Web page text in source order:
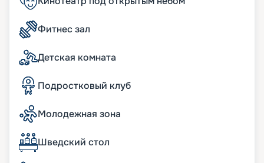
Узнавайте цену тура, читайте отзывы и
покупайте путевку на навигацию 2026 - 2027 г.
Пусть круиз станет для вас незабываемым
Фитнес зал
Детская комната
Подростковый клуб
Молодежная зона
Шведский стол